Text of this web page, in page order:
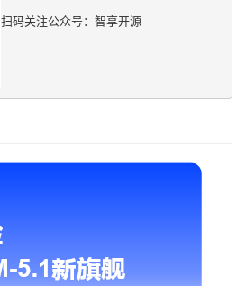
扫码关注公众号：智享开源